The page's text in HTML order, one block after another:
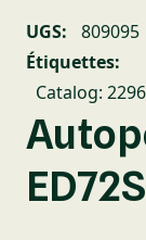
UGS: 809095
Étiquettes:
Catalog: 2296